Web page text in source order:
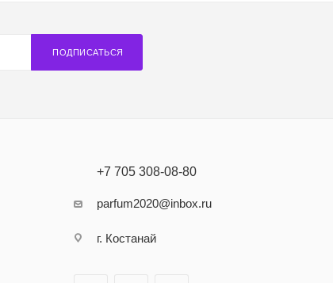
ПОДПИСАТЬСЯ
+7 705 308-08-80
parfum2020@inbox.ru
г. Костанай